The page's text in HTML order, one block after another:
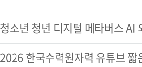
2026 한국수력원자력 유튜브 짧